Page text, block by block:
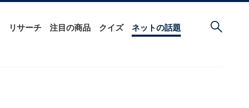
リサーチ 注目の商品 クイズ ネットの話題